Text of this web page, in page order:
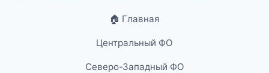
🏠 Главная
Центральный ФО
Северо-Западный ФО